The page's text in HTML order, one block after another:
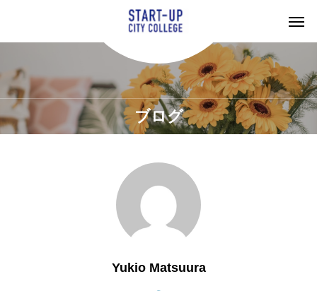
ブログ
Yukio Matsuura